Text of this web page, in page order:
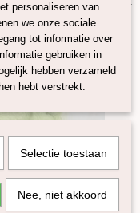
personaliseren van
we onze sociale
tot informatie over
gebruiken in
hebben verzameld
hebt verstrekt.
Selectie toestaan
Nee, niet akkoord